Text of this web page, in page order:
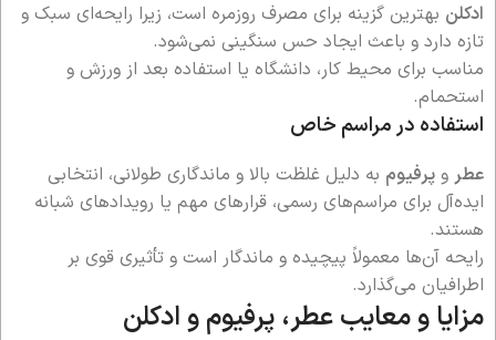
ادکلن بهترین گزینه برای مصرف روزمره است، زیرا رایحه‌ای سبک و
تازه دارد و باعث ایجاد حس سنگینی نمی‌شود.
مناسب برای محیط کار، دانشگاه یا استفاده بعد از ورزش و
استحمام.
استفاده در مراسم خاص
عطر و پرفیوم به دلیل غلظت بالا و ماندگاری طولانی، انتخابی
ایده‌آل برای مراسم‌های رسمی، قرارهای مهم یا رویدادهای شبانه
هستند.
رایحه آن‌ها معمولاً پیچیده و ماندگار است و تأثیری قوی بر
اطرافیان می‌گذارد.
مزایا و معایب عطر، پرفیوم و ادکلن